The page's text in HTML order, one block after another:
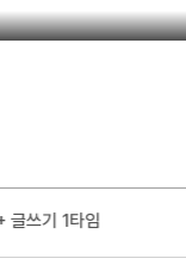
글쓰기 1타임